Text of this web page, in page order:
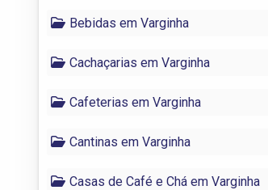
Bebidas em Varginha
Cachaçarias em Varginha
Cafeterias em Varginha
Cantinas em Varginha
Casas de Café e Chá em Varginha